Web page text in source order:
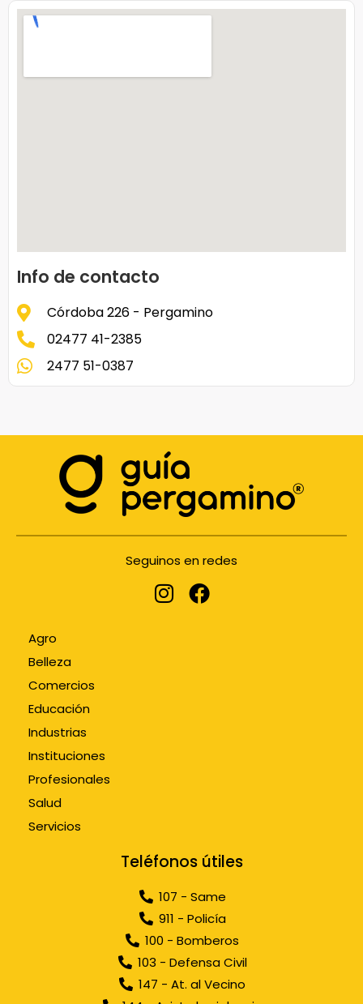
Info de contacto
Córdoba 226 - Pergamino
02477 41-2385
2477 51-0387
Seguinos en redes
Agro
Belleza
Comercios
Educación
Industrias
Instituciones
Profesionales
Salud
Servicios
Teléfonos útiles
107 - Same
911 - Policía
100 - Bomberos
103 - Defensa Civil
147 - At. al Vecino